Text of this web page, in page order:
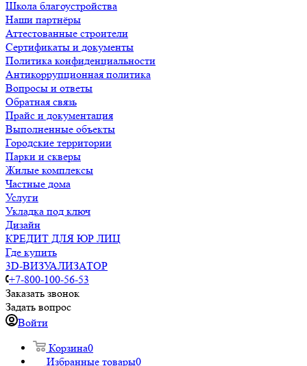
Школа благоустройства
Наши партнёры
Аттестованные строители
Сертификаты и документы
Политика конфиденциальности
Антикоррупционная политика
Вопросы и ответы
Обратная связь
Прайс и документация
Выполненные объекты
Городские территории
Парки и скверы
Жилые комплексы
Частные дома
Услуги
Укладка под ключ
Дизайн
КРЕДИТ ДЛЯ ЮР ЛИЦ
Где купить
3D-ВИЗУАЛИЗАТОР
+7-800-100-56-53
Заказать звонок
Задать вопрос
Войти
Корзина0
Избранные товары0